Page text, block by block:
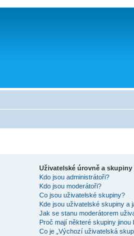
Uživatelské úrovně a skupiny
Kdo jsou administrátoři?
Kdo jsou moderátoři?
Co jsou uživatelské skupiny?
Kde jsou uživatelské skupiny a
Jak se stanu moderátorem
Proč mají některé skupiny jinou
Co je „Výchozí uživatelská